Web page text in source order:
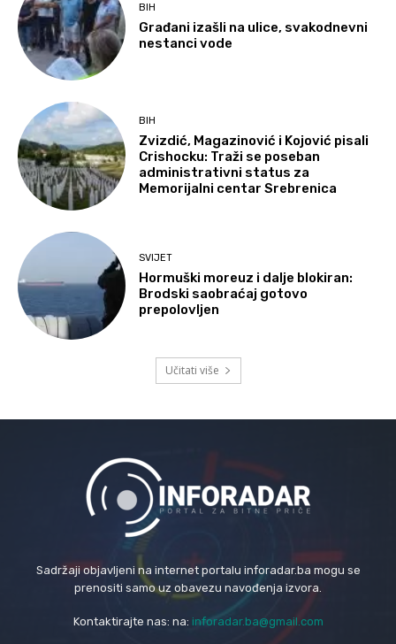
BIH
Građani izašli na ulice, svakodnevni
nestanci vode
BIH
Zvizdić, Magazinović i Kojović pisali
Crishocku: Traži se poseban
administrativni status za
Memorijalni centar Srebrenica
SVIJET
Hormuški moreuz i dalje blokiran:
Brodski saobraćaj gotovo
prepolovljen
Učitati više
Sadržaji objavljeni na internet portalu inforadar.ba mogu se
prenositi samo uz obavezu navođenja izvora.
Kontaktirajte nas: na: inforadar.ba@gmail.com